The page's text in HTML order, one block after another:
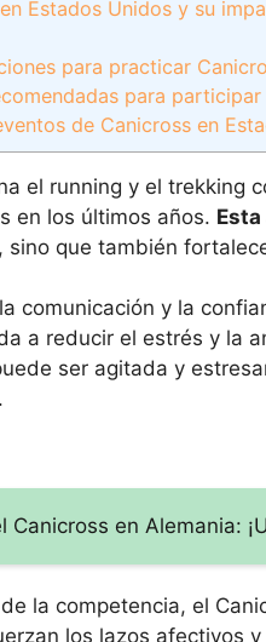
Estados Unidos y su
para practicar
para
de Canicross en
el running y el
en los últimos años.
que también
comunicación y la
a reducir el estrés y la
ser agitada y
en Alemania:
la competencia, el
los lazos afectivos